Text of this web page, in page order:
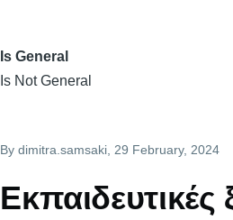
Is General
Is Not General
Bydimitra.samsaki , 29 February, 2024